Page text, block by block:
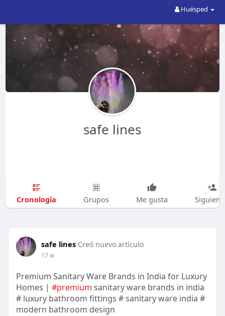
Huésped
safe lines
Cronología Grupos Me gusta
safe lines Creó nuevo artículo
17 w
Premium Sanitary Ware Brands in India for Luxury
Homes | #premium sanitary ware brands in india
# luxury bathroom fittings # sanitary ware india #
modern bathroom design